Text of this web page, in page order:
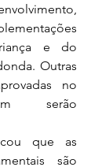
e do
Outras
no
serão
que as
são